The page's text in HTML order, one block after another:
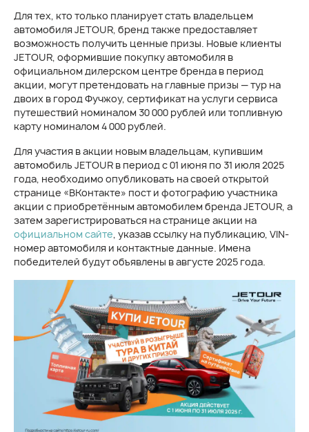
Для тех, кто только планирует стать владельцем
автомобиля JETOUR, бренд также предоставляет
возможность получить ценные призы. Новые клиенты
JETOUR, оформившие покупку автомобиля в
официальном дилерском центре бренда в период
акции, могут претендовать на главные призы — тур на
двоих в город Фучжоу, сертификат на услуги сервиса
путешествий номиналом 30 000 рублей или топливную
карту номиналом 4 000 рублей.
Для участия в акции новым владельцам, купившим
автомобиль JETOUR в период с 01 июня по 31 июля 2025
года, необходимо опубликовать на своей открытой
странице «ВКонтакте» пост и фотографию участника
акции с приобретённым автомобилем бренда JETOUR, а
затем зарегистрироваться на странице акции на
официальном сайте, указав ссылку на публикацию, VIN-
номер автомобиля и контактные данные. Имена
победителей будут объявлены в августе 2025 года.